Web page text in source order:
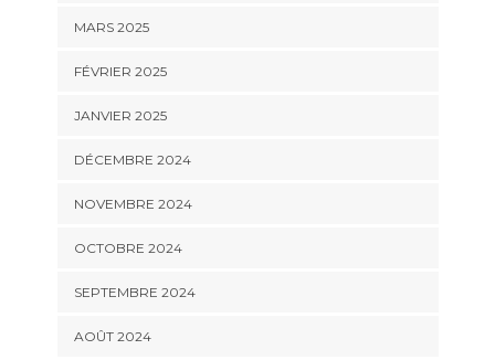
MARS 2025
FÉVRIER 2025
JANVIER 2025
DÉCEMBRE 2024
NOVEMBRE 2024
OCTOBRE 2024
SEPTEMBRE 2024
AOÛT 2024